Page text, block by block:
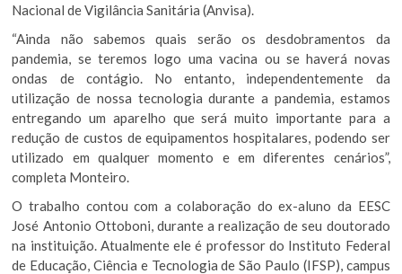
Nacional de Vigilância Sanitária (Anvisa).
“Ainda não sabemos quais serão os desdobramentos da
pandemia, se teremos logo uma vacina ou se haverá novas
ondas de contágio. No entanto, independentemente da
utilização de nossa tecnologia durante a pandemia, estamos
entregando um aparelho que será muito importante para a
redução de custos de equipamentos hospitalares, podendo ser
utilizado em qualquer momento e em diferentes cenários”,
completa Monteiro.
O trabalho contou com a colaboração do ex-aluno da EESC
José Antonio Ottoboni, durante a realização de seu doutorado
na instituição. Atualmente ele é professor do Instituto Federal
de Educação, Ciência e Tecnologia de São Paulo (IFSP), campus